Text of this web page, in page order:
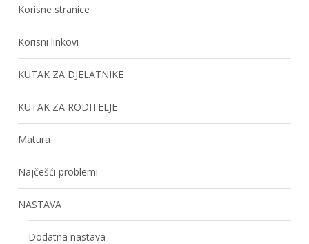
Korisne stranice
Korisni linkovi
KUTAK ZA DJELATNIKE
KUTAK ZA RODITELJE
Matura
Najčešći problemi
NASTAVA
Dodatna nastava